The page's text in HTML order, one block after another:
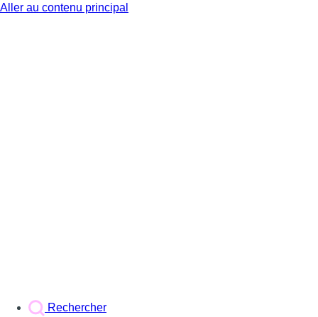
Aller au contenu principal
Rechercher